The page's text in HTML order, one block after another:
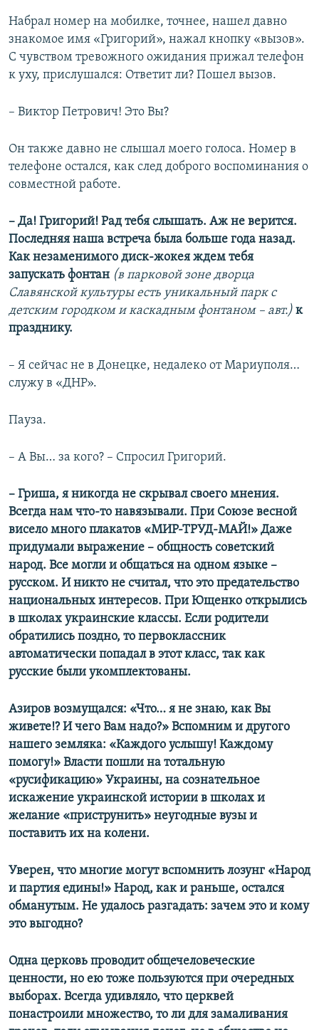
Набрал номер на мобилке, точнее, нашел давно
знакомое имя «Григорий», нажал кнопку «вызов».
С чувством тревожного ожидания прижал телефон
к уху, прислушался: Ответит ли? Пошел вызов.
– Виктор Петрович! Это Вы?
Он также давно не слышал моего голоса. Номер в
телефоне остался, как след доброго воспоминания о
совместной работе.
– Да! Григорий! Рад тебя слышать. Аж не верится.
Последняя наша встреча была больше года назад.
Как незаменимого диск-жокея ждем тебя
запускать фонтан (в парковой зоне дворца
Славянской культуры есть уникальный парк с
детским городком и каскадным фонтаном – авт.) к
празднику.
– Я сейчас не в Донецке, недалеко от Мариуполя…
служу в «ДНР».
Пауза.
– А Вы… за кого? – Спросил Григорий.
– Гриша, я никогда не скрывал своего мнения.
Всегда нам что-то навязывали. При Союзе весной
висело много плакатов «МИР-ТРУД-МАЙ!» Даже
придумали выражение – общность советский
народ. Все могли и общаться на одном языке –
русском. И никто не считал, что это предательство
национальных интересов. При Ющенко открылись
в школах украинские классы. Если родители
обратились поздно, то первоклассник
автоматически попадал в этот класс, так как
русские были укомплектованы.
Азиров возмущался: «Что… я не знаю, как Вы
живете!? И чего Вам надо?» Вспомним и другого
нашего земляка: «Каждого услышу! Каждому
помогу!» Власти пошли на тотальную
«русификацию» Украины, на сознательное
искажение украинской истории в школах и
желание «приструнить» неугодные вузы и
поставить их на колени.
Уверен, что многие могут вспомнить лозунг «Народ
и партия едины!» Народ, как и раньше, остался
обманутым. Не удалось разгадать: зачем это и кому
это выгодно?
Одна церковь проводит общечеловеческие
ценности, но ею тоже пользуются при очередных
выборах. Всегда удивляло, что церквей
понастроили множество, то ли для замаливания